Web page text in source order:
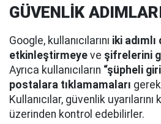
GÜVENLİK
Google, kullanıcılarını iki
etkinleştirmeye ve şifrelerini
Ayrıca kullanıcıların “şüpheli
postalara tıklamamaları
Kullanıcılar, güvenlik
üzerinden kontrol edebilirler.